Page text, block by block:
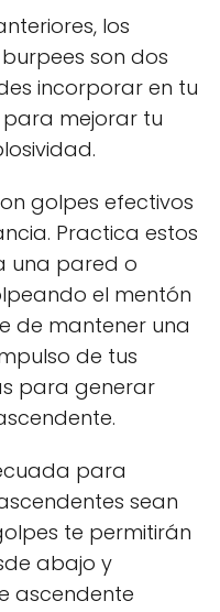
los
son dos
incorporar en tu
para mejorar tu
golpes efectivos
Practica estos
una pared o
el mentón
de mantener una
de tus
para generar
para
sean
te permitirán
abajo y
ascendente